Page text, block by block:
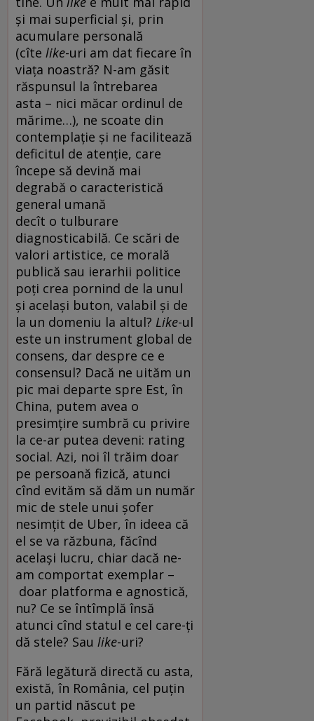
și mai superficial și, prin
acumulare personală
(cîte like-uri am dat fiecare în
viața noastră? N-am găsit
răspunsul la întrebarea
asta – nici măcar ordinul de
mărime…), ne scoate din
contemplație și ne facilitează
deficitul de atenție, care
începe să devină mai
degrabă o caracteristică
general umană
decît o tulburare
diagnosticabilă. Ce scări de
valori artistice, ce morală
publică sau ierarhii politice
poți crea pornind de la unul
și același buton, valabil și de
la un domeniu la altul? Like-ul
este un instrument global de
consens, dar despre ce e
consensul? Dacă ne uităm un
pic mai departe spre Est, în
China, putem avea o
presimțire sumbră cu privire
la ce-ar putea deveni: rating
social. Azi, noi îl trăim doar
pe persoană fizică, atunci
cînd evităm să dăm un număr
mic de stele unui șofer
nesimțit de Uber, în ideea că
el se va răzbuna, făcînd
același lucru, chiar dacă ne-
am comportat exemplar –
doar platforma e agnostică,
nu? Ce se întîmplă însă
atunci cînd statul e cel care-ți
dă stele? Sau like-uri?
Fără legătură directă cu asta,
există, în România, cel puțin
un partid născut pe